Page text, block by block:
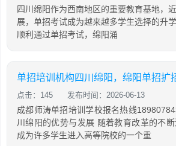
四川绵阳作为西南地区的重要教育基地，
展，单招考试成为越来越多学生选择的升
顺利通过单招考试，绵阳涌
单招培训机构四川绵阳，绵阳单招扩
点击：145 发布时间：2026-06-13
成都师涛单招培训学校报名热线
川绵阳的优势与发展 随着教育改革的不
成为许多学生进入高等院校的一个重